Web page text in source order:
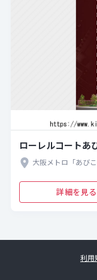
ローレルコートあ
大阪メトロ「あび
詳細を見る
利用